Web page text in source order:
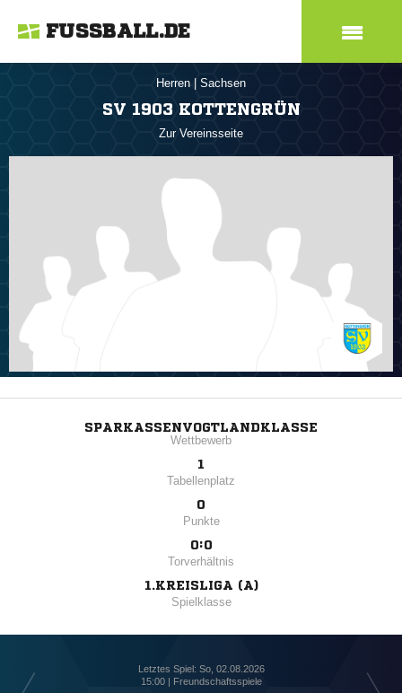
FUSSBALL.DE
Herren Sachsen
SV 1903 KOTTENGRÜN
Zur Vereinsseite
SPARKASSENVOGTLANDKLASSE
Wettbewerb
1
Tabellenplatz
0
Punkte
0:0
Torverhältnis
1.KREISLIGA (A)
Spielklasse
Letztes Spiel: So, 02.08.2026
15:00 | Freundschaftsspiele